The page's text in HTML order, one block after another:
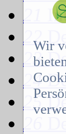
21
22
23
24
25
26
Wir